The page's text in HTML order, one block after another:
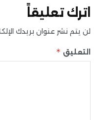
اترك تعليقاً
لن يتم نشر عنوان بريدك
التعليق *